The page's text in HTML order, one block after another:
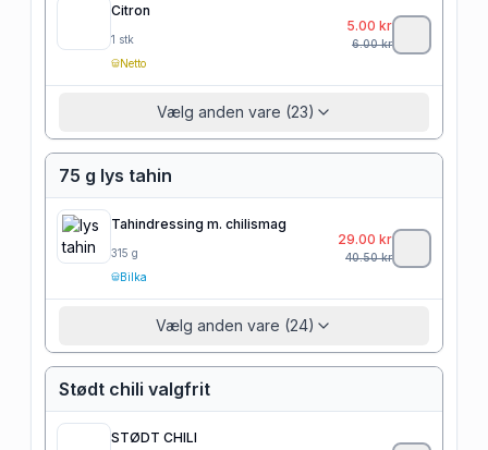
Citron
1 stk
Netto
5.00 kr
6.00kr
Vælg anden vare (23)
75 g lys tahin
Tahindressing m. chilismag
315 g
Bilka
29.00 kr
40.50kr
Vælg anden vare (24)
Stødt chili valgfrit
STØDT CHILI